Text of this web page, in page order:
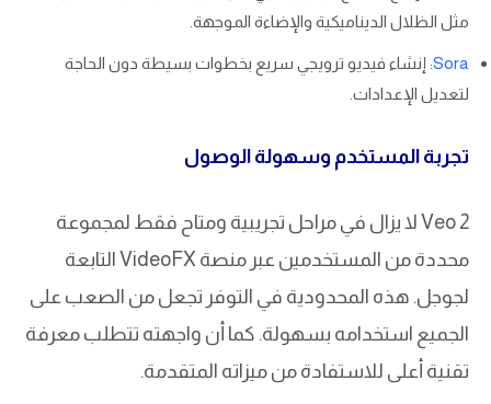
مثل الظلال الديناميكية والإضاءة الموجهة.
Sora: إنشاء فيديو ترويجي سريع بخطوات بسيطة دون الحاجة
لتعديل الإعدادات.
تجربة المستخدم وسهولة الوصول
Veo 2 لا يزال في مراحل تجريبية ومتاح فقط لمجموعة
محددة من المستخدمين عبر منصة VideoFX التابعة
لجوجل. هذه المحدودية في التوفر تجعل من الصعب على
الجميع استخدامه بسهولة. كما أن واجهته تتطلب معرفة
تقنية أعلى للاستفادة من ميزاته المتقدمة.